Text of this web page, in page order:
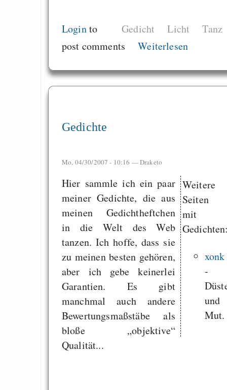
Gedicht Licht Tanz
Loginto
post comments
Weiterlesen
Gedichte
Mo, 04/30/2007 - 10:16 —Draketo
Weitere
Seiten
mit
xonk
-
und
Mut.
Hier sammle ich ein paar
meiner Gedichte, die aus
meinen Gedichtheftchen
in die Welt des Web
tanzen. Ich hoffe, dass sie
zu meinen besten gehören,
aber ich gebe keinerlei
Garantien. Es gibt
manchmal auch andere
Bewertungsmaßstäbe als
bloße „objektive“
Qualität...